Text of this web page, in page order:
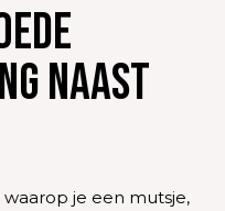
naast
je een mutsje,